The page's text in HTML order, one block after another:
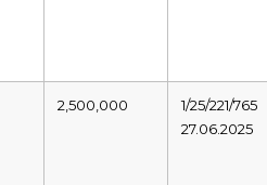
2,500,000
1/25/221/765
27.06.2025